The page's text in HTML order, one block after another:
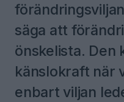
säga att
önskelista. Den
känslokraft när
enbart viljan